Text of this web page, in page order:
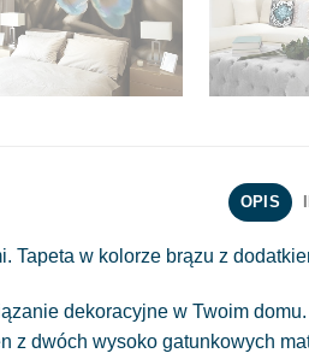
OPIS
Tapeta w kolorze brązu z
dekoracyjne w Twoim
z dwóch wysoko gatunkowych